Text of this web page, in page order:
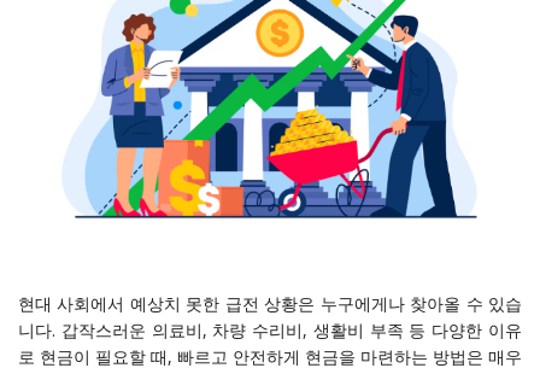
현대 사회에서 예상치 못한 급전 상황은 누구에게나 찾아올 수 있습
니다. 갑작스러운 의료비, 차량 수리비, 생활비 부족 등 다양한 이유
로 현금이 필요할 때, 빠르고 안전하게 현금을 마련하는 방법은 매우